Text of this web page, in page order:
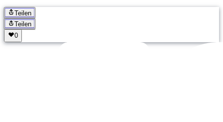
Teilen
Teilen